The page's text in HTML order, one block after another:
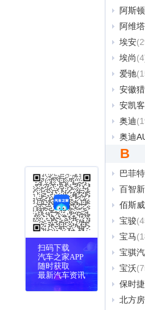
阿斯
阿维塔
埃安
埃尚
爱驰
安徽
安凯
奥迪
奥迪
B
巴菲
百智
佰斯威
宝骏
宝马
宝骐
宝沃
保时捷
北方
扫码下载
汽车之家APP
随时获取
最新汽车资讯